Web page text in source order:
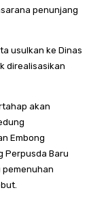
penunjang
usulkan ke Dinas
direalisasikan
akan
Embong
Perpusda Baru
pemenuhan